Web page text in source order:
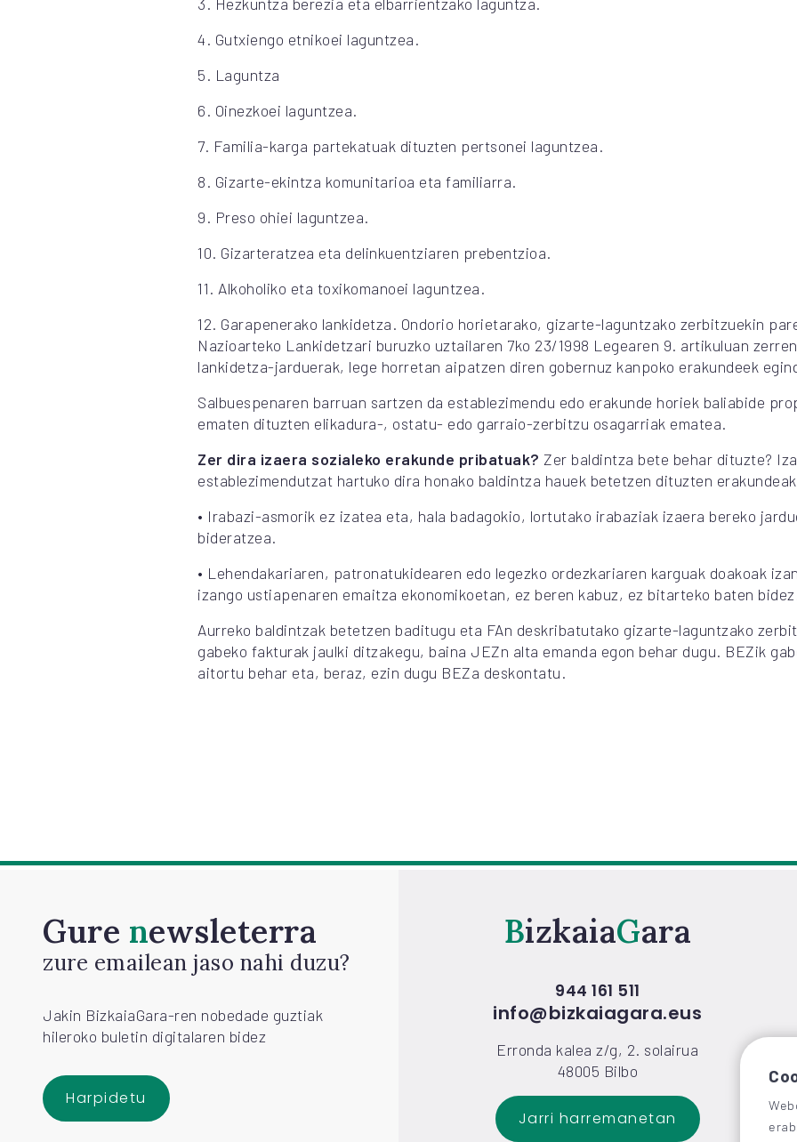
4. Gutxiengo etnikoei laguntzea.
5. Laguntza
6. Oinezkoei laguntzea.
7. Familia-karga partekatuak dituzten pertsonei laguntzea.
8. Gizarte-ekintza komunitarioa eta familiarra.
9. Preso ohiei laguntzea.
10. Gizarteratzea eta delinkuentziaren prebentzioa.
11. Alkoholiko eta toxikomanoei laguntzea.
12. Garapenerako lankidetza. Ondorio horietarako, gizarte-laguntzako zerbitzuekin
Nazioarteko Lankidetzari buruzko uztailaren 7ko 23/1998 Legearen 9. artikuluan
lankidetza-jarduerak, lege horretan aipatzen diren gobernuz kanpoko erakundeek
Salbuespenaren barruan sartzen da establezimendu edo erakunde horiek baliabide
ematen dituzten elikadura-, ostatu- edo garraio-zerbitzu osagarriak ematea.
Zer dira izaera sozialeko erakunde pribatuak? Zer baldintza bete behar dituzte?
establezimendutzat hartuko dira honako baldintza hauek betetzen dituzten
• Irabazi-asmorik ez izatea eta, hala badagokio, lortutako irabaziak izaera bereko
bideratzea.
• Lehendakariaren, patronatukidearen edo legezko ordezkariaren karguak doakoak
izango ustiapenaren emaitza ekonomikoetan, ez beren kabuz, ez bitarteko baten
Aurreko baldintzak betetzen baditugu eta FAn deskribatutako gizarte-laguntzako
gabeko fakturak jaulki ditzakegu, baina JEZn alta emanda egon behar dugu. BEZik
aitortu behar eta, beraz, ezin dugu BEZa deskontatu.
Gure newsleterra
zure emailean jaso nahi duzu?
Jakin BizkaiaGara-ren nobedade guztiak
hileroko buletin digitalaren bidez
Harpidetu
Bizkaia Gara
944 161 511
info@bizkaiagara.eus
Erronda kalea z/g, 2. solairua
48005 Bilbo
Jarri harremanetan